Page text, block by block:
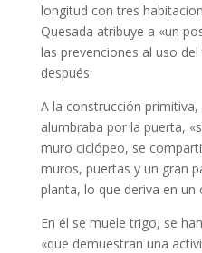
longitud con tres
Quesada atribuye a «un
las prevenciones al uso
después.
A la construcción
alumbraba por la puerta,
muro ciclópeo, se
muros, puertas y un gran
planta, lo que deriva en
En él se muele trigo, se
«que demuestran una